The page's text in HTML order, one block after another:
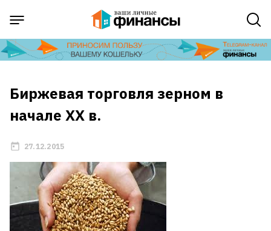
Биржевая торговля зерном в
начале XX в.
27.12.2015